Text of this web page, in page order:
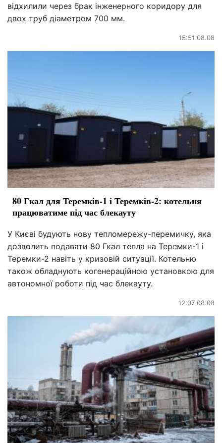
відхилили через брак інженерного коридору для
двох труб діаметром 700 мм.
15:51 08.08
80 Гкал для Теремків-1 і Теремків-2: котельня
працюватиме під час блекауту
У Києві будують нову тепломережу-перемичку, яка
дозволить подавати 80 Гкал тепла на Теремки-1 і
Теремки-2 навіть у кризовій ситуації. Котельню
також обладнують когенераційною установкою для
автономної роботи під час блекауту.
12:07 08.08